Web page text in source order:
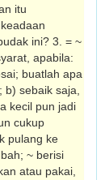
itu
ini? 3. = ~
apabila:
buatlah apa
sebaik saja,
kecil pun jadi
cukup
pulang ke
~ berisi
atau pakai,